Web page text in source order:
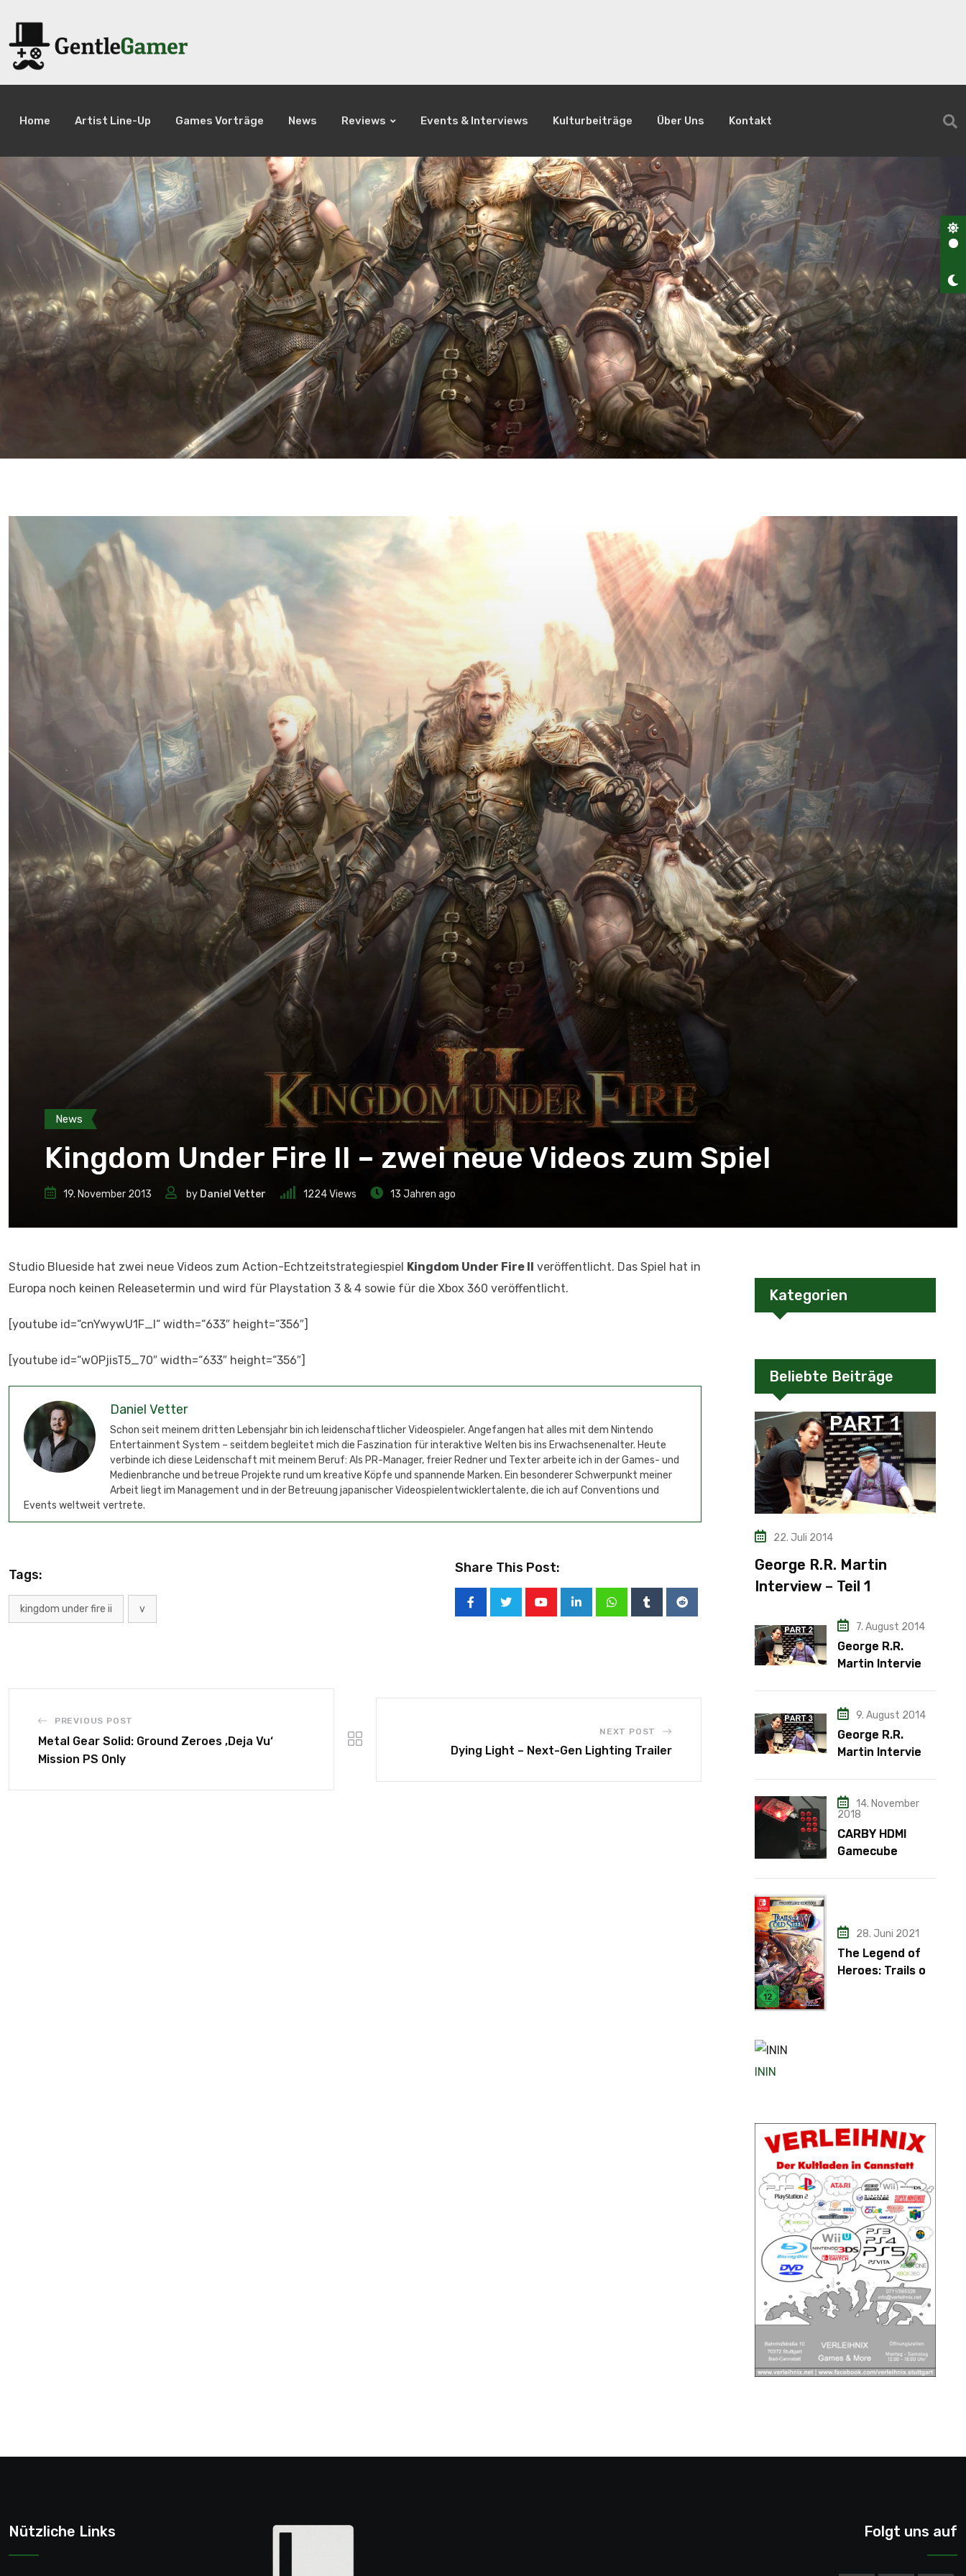
Home Artist Line-Up Games Vorträge News Reviews Events & Interviews Kulturbeiträge Über Uns Kontakt
News
Kingdom Under Fire II – zwei neue Videos zum Spiel
19. November 2013 by Daniel Vetter 1224Views 13 Jahren ago
Studio Blueside hat zwei neue Videos zum Action-Echtzeitstrategiespiel Kingdom Under Fire II veröffentlicht. Das Spiel hat in
Europa noch keinen Releasetermin und wird für Playstation 3 & 4 sowie für die Xbox 360 veröffentlicht.
[youtube id=“cnYwywU1F_I“ width=“633″ height=“356″]
[youtube id=“wOPjisT5_70″ width=“633″ height=“356″]
Daniel Vetter
Schon seit meinem dritten Lebensjahr bin ich leidenschaftlicher Videospieler. Angefangen hat alles mit dem Nintendo
Entertainment System – seitdem begleitet mich die Faszination für interaktive Welten bis ins Erwachsenenalter. Heute
verbinde ich diese Leidenschaft mit meinem Beruf: Als PR-Manager, freier Redner und Texter arbeite ich in der Games- und
Medienbranche und betreue Projekte rund um kreative Köpfe und spannende Marken. Ein besonderer Schwerpunkt meiner
Arbeit liegt im Management und in der Betreuung japanischer Videospielentwicklertalente, die ich auf Conventions und
Events weltweit vertrete.
Tags:
kingdom under fire ii v
Share This Post:
PREVIOUS POST
Metal Gear Solid: Ground Zeroes ‚Deja Vu‘
Mission PS Only
NEXT POST
Dying Light – Next-Gen Lighting Trailer
Kategorien
Beliebte Beiträge
22. Juli 2014
George R.R. Martin
Interview – Teil 1
7. August 2014
George R.R.
Martin Interview
9. August 2014
George R.R.
Martin Interview
14. November
2018
CARBY HDMI
Gamecube
28. Juni 2021
The Legend of
Heroes: Trails of
ININ
Nützliche Links Folgt uns auf